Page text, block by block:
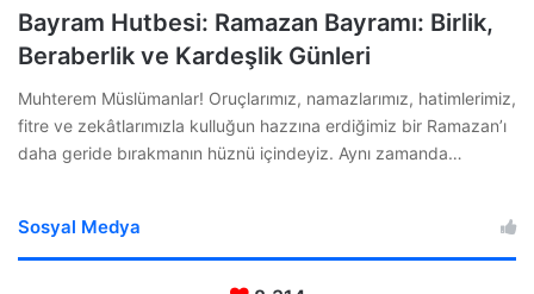
Bayram Hutbesi: Ramazan Bayramı: Birlik,
Beraberlik ve Kardeşlik Günleri
Muhterem Müslümanlar! Oruçlarımız, namazlarımız, hatimlerimiz,
fitre ve zekâtlarımızla kulluğun hazzına erdiğimiz bir Ramazan’ı
daha geride bırakmanın hüznü içindeyiz. Aynı zamanda…
Sosyal Medya